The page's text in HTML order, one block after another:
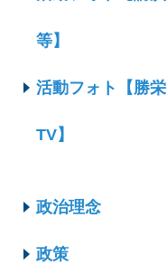
等】
活動フォト【勝栄
TV】
政治理念
政策